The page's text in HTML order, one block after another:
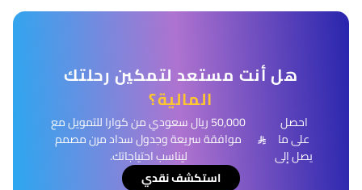
هل أنت مستعد لتمكين رحلتك
المالية؟
احصل
على ما
يصل إلى
50,000 ريال سعودي من كوارا للتمويل مع
موافقة سريعة وجدول سداد مرن مصمم
ليناسب احتياجاتك.
استكشف نقدي